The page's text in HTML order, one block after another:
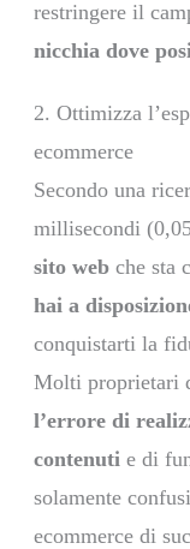
restringere il
nicchia dove
2. Ottimizza
ecommerce
Secondo una
millisecondi
sito web che sta
hai a
conquistarti la
Molti proprietari
l’errore di
contenuti e di
solamente
ecommerce di